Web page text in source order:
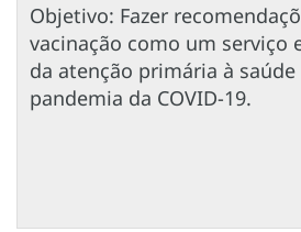
Objetivo: Fazer
vacinação como um serviço
da atenção primária à
pandemia da COVID-19.